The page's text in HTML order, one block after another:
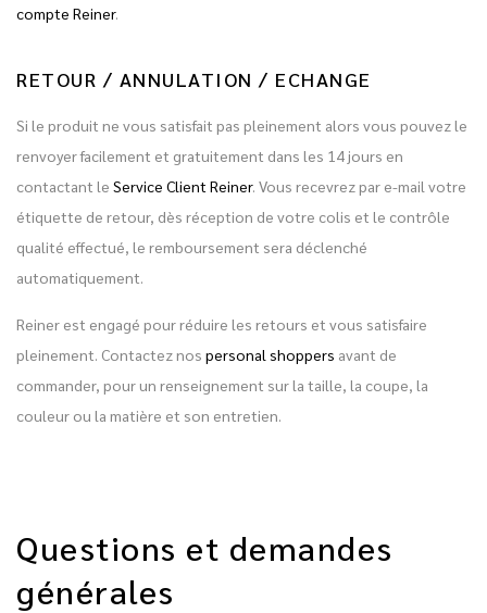
compte Reiner.
RETOUR / ANNULATION / ECHANGE
Si le produit ne vous satisfait pas pleinement alors vous pouvez le
renvoyer facilement et gratuitement dans les 14 jours en
contactant le Service Client Reiner. Vous recevrez par e-mail votre
étiquette de retour, dès réception de votre colis et le contrôle
qualité effectué, le remboursement sera déclenché
automatiquement.
Reiner est engagé pour réduire les retours et vous satisfaire
pleinement. Contactez nos personal shoppers avant de
commander, pour un renseignement sur la taille, la coupe, la
couleur ou la matière et son entretien.
Questions et demandes
générales